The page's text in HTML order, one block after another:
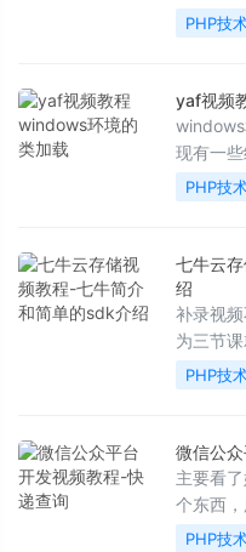
介绍和
查询...
PHP技
yaf视频
现有一
义的
使用了，
PHP技
七牛云
绍
补录视
为三节
视频的
个东西太
PHP技
微信公
主要看
个东西
讲解一
PHP技